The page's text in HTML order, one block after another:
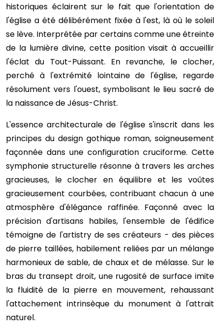
historiques éclairent sur le fait que l'orientation de
l'église a été délibérément fixée à l'est, là où le soleil
se lève. Interprétée par certains comme une étreinte
de la lumière divine, cette position visait à accueillir
l'éclat du Tout-Puissant. En revanche, le clocher,
perché à l'extrémité lointaine de l'église, regarde
résolument vers l'ouest, symbolisant le lieu sacré de
la naissance de Jésus-Christ.
L'essence architecturale de l'église s'inscrit dans les
principes du design gothique roman, soigneusement
façonnée dans une configuration cruciforme. Cette
symphonie structurelle résonne à travers les arches
gracieuses, le clocher en équilibre et les voûtes
gracieusement courbées, contribuant chacun à une
atmosphère d'élégance raffinée. Façonné avec la
précision d'artisans habiles, l'ensemble de l'édifice
témoigne de l'artistry de ses créateurs - des pièces
de pierre taillées, habilement reliées par un mélange
harmonieux de sable, de chaux et de mélasse. Sur le
bras du transept droit, une rugosité de surface imite
la fluidité de la pierre en mouvement, rehaussant
l'attachement intrinsèque du monument à l'attrait
naturel.